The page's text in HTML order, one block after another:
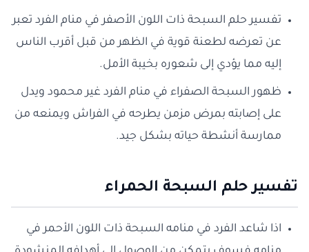
تفسير حلم السبحة ذات اللون الأصفر في منام الفرد تعبر
عن تعرضه لطعنة قوية في الظهر من قبل أقرب الناس
إليه مما يؤدي إلى شعوره بخيبة الأمل.
ظهور السبحة الصفراء في منام الفرد غير محمود ويدل
على إصابته بمرض مزمن يطرحه في الفراش ويمنعه من
ممارسة أنشطة حياته بشكل جيد.
تفسير حلم السبحة الحمراء
اذا شاعد الفرد في منامه السبحة ذات اللون الأحمر في